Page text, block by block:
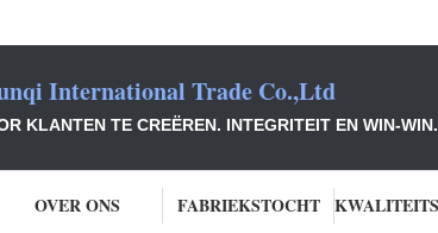
International Trade Co.,Ltd
KLANTEN TE CREËREN. INTEGRITEIT EN WIN-WIN.
OVER ONS FABRIEKSTOCHT